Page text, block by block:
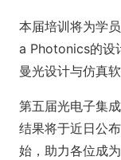
本届培训将为学
a Photonics的设
曼光设计与仿真
第五届光电子集
结果将于近日公
始，助力各位成